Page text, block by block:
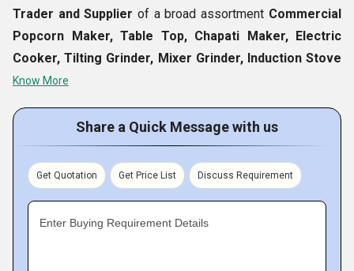
Trader and Supplier of a broad assortment Commercial
Popcorn Maker, Table Top, Chapati Maker, Electric
Cooker, Tilting Grinder, Mixer Grinder, Induction Stove
etc. Our array of branded products is designed from high
offering the range, we also provide After Sales Services.
We employ latest technology mechanisms and features in
the products with innovation to make the cooking chores
fast, easy and simple. Our durable, low maintenance and
Know More
Share a Quick Message with us
Get Quotation Get Price List Discuss Requirement
Enter Buying Requirement Details